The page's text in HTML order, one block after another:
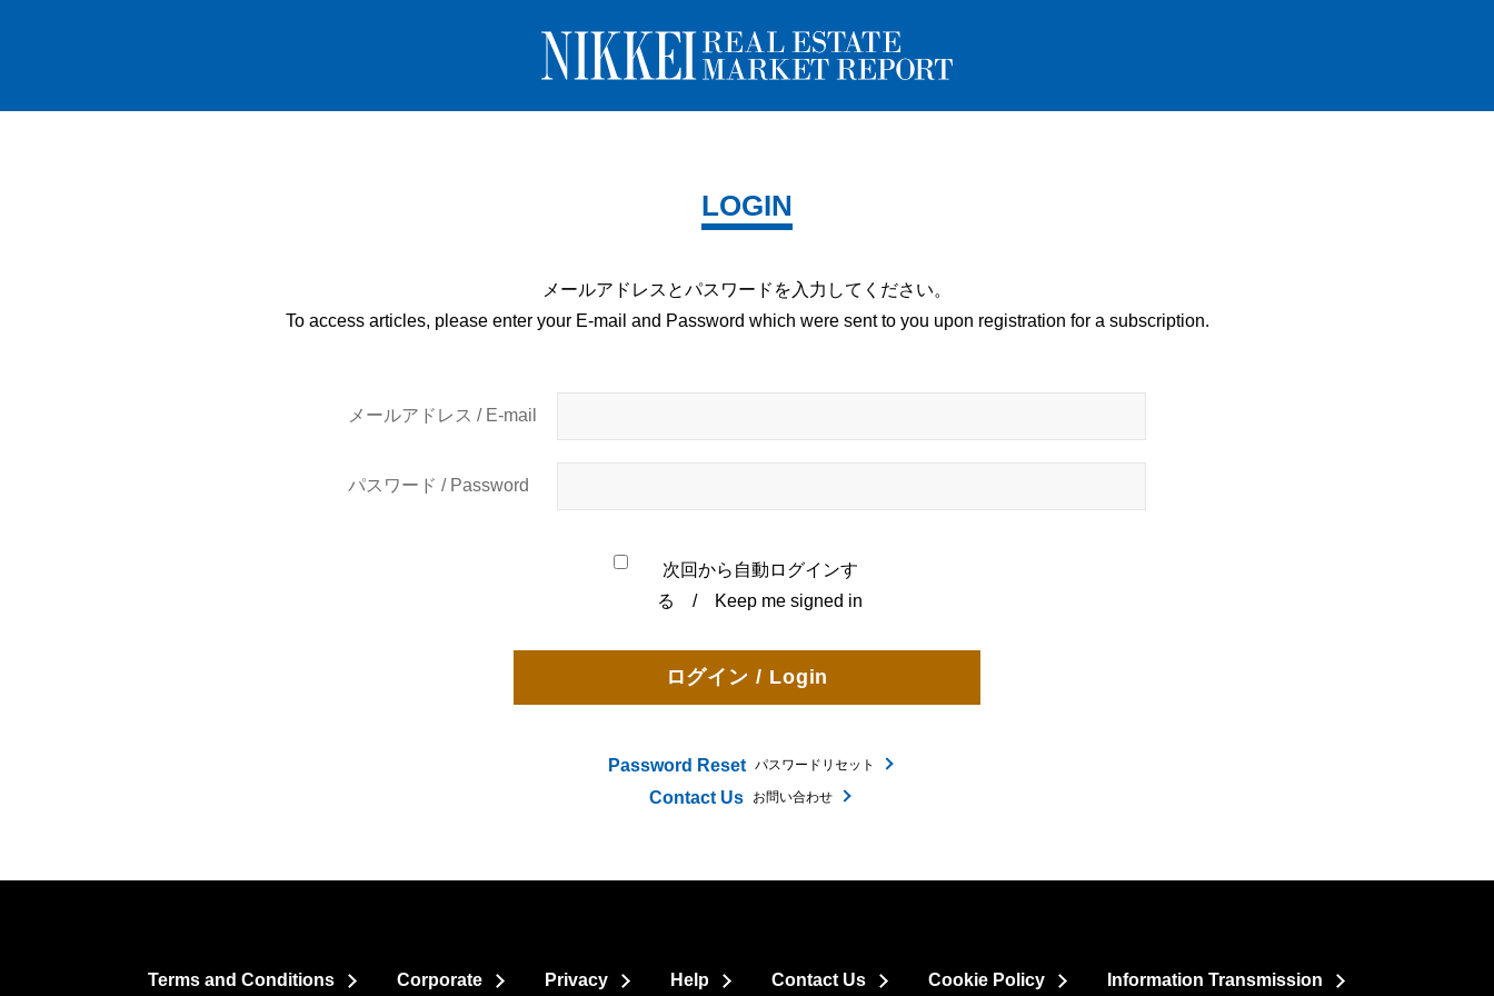
LOGIN
メールアドレスとパスワードを 入力してください。
To access articles, please enter your E-mail and Password which were sent to you upon registration for a subscription.
メールアドレス / E-mail
パスワード / Password
次回から自動ログインす
る / Keep me signed in
Password Reset パスワードリセット
Contact Us お問い合わせ
Terms and Conditions Corporate Privacy Help Contact Us Cookie Policy Information Transmission